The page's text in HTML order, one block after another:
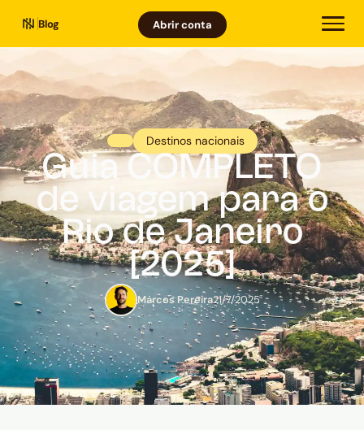
Blog Abrir conta
Destinos nacionais
Guia COMPLETO
de viagem para o
Rio de Janeiro
[2025]
Marcos Pereira21/7/2025